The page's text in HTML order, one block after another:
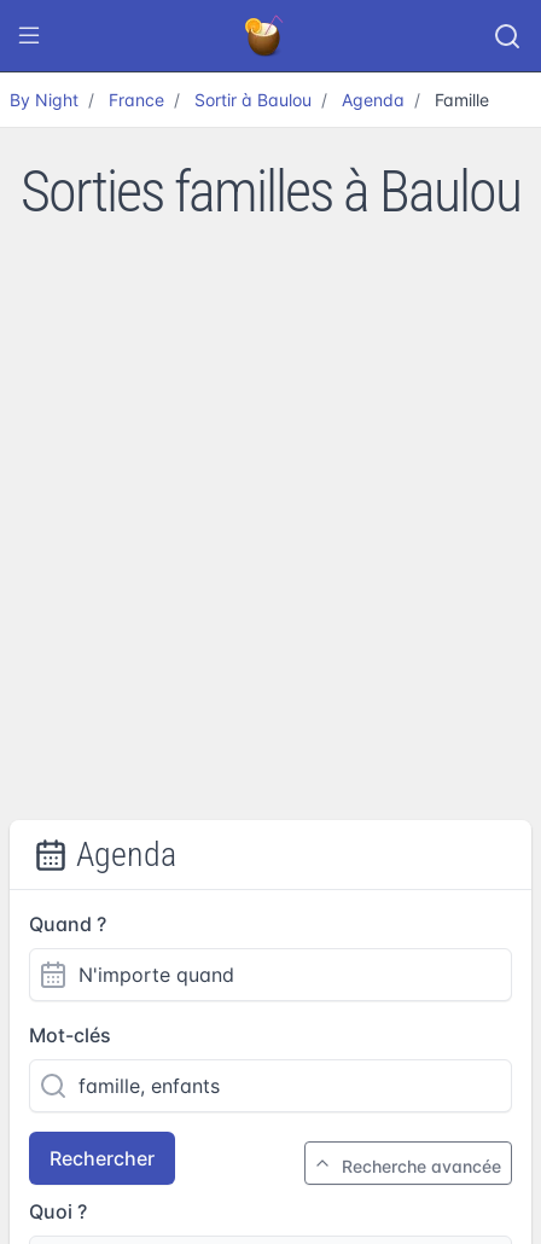
By Night France Sortir à Baulou Agenda Famille
Sorties familles à Baulou
Agenda
Quand ?
Mot-clés
Rechercher Recherche avancée
Quoi ?